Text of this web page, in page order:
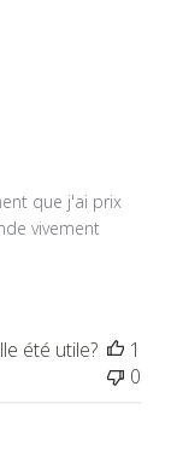
que j'ai prix
vivement
été utile?
1
0